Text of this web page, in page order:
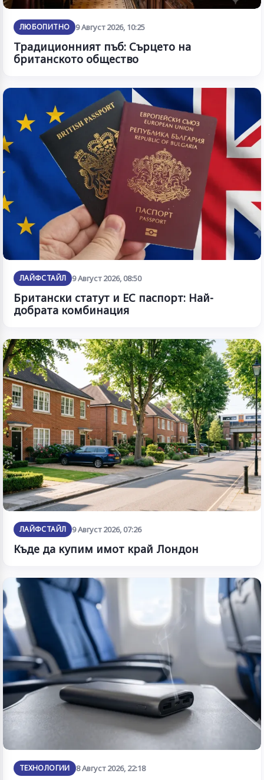
ЛЮБОПИТНО 9 Август 2026, 10:25
Традиционният пъб: Сърцето на
британското общество
ЛАЙФСТАЙЛ 9 Август 2026, 08:50
Британски статут и ЕС паспорт: Най-
добрата комбинация
ЛАЙФСТАЙЛ 9 Август 2026, 07:26
Къде да купим имот край Лондон
ТЕХНОЛОГИИ 8 Август 2026, 22:18